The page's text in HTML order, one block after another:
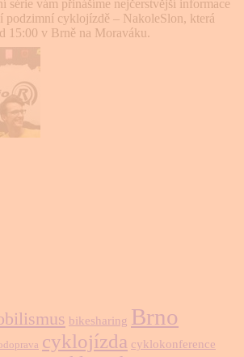
série vám přinášíme nejčerstvější informace
podzimní cyklojízdě – NakoleSlon, která
15:00 v Brně na Moraváku.
bikesharing Brno
cyklojízda cyklokonference